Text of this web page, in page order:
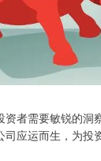
者需要敏锐的洞
应运而生，为投